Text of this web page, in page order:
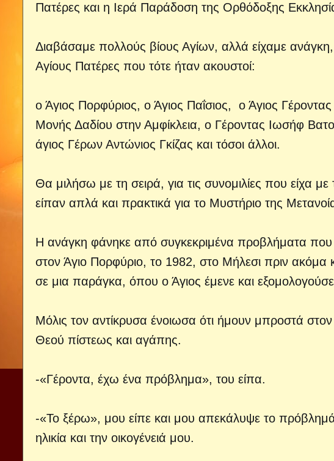
Πατέρες και η Ιερά Παράδοση της Ορθόδοξης
Διαβάσαμε πολλούς βίους Αγίων, αλλά είχαμε
Αγίους Πατέρες που τότε ήταν ακουστοί:
ο Άγιος Πορφύριος, ο Άγιος Παΐσιος, ο Άγιος
Μονής Δαδίου στην Αμφίκλεια, ο Γέροντας Ιωσήφ
άγιος Γέρων Αντώνιος Γκίζας και τόσοι άλλοι.
Θα μιλήσω με τη σειρά, για τις συνομιλίες που είχα
είπαν απλά και πρακτικά για το Μυστήριο της
Η ανάγκη φάνηκε από συγκεκριμένα προβλήματα
στον Άγιο Πορφύριο, το 1982, στο Μήλεσι πριν ακόμα
σε μια παράγκα, όπου ο Άγιος έμενε και
Μόλις τον αντίκρυσα ένοιωσα ότι ήμουν μπροστά
Θεού πίστεως και αγάπης.
-«Γέροντα, έχω ένα πρόβλημα», του είπα.
-«Το ξέρω», μου είπε και μου απεκάλυψε το
ηλικία και την οικογένειά μου.